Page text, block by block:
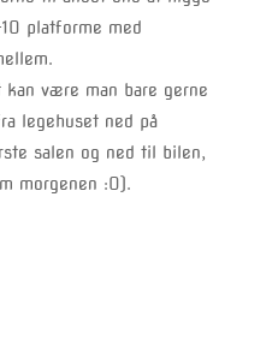
platforme med
være man bare gerne
legehuset ned på
salen og ned til bilen,
morgenen :O).